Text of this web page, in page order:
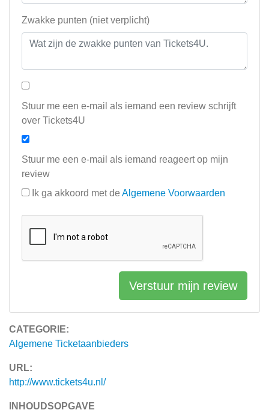
CATEGORIE:
Algemene Ticketaanbieders
URL:
http://www.tickets4u.nl/
INHOUDSOPGAVE
Zwakke punten (niet verplicht)
Stuur me een e-mail als iemand een review schrijft
over Tickets4U
Stuur me een e-mail als iemand reageert op mijn
review
Ik ga akkoord met de Algemene Voorwaarden
Verstuur mijn review